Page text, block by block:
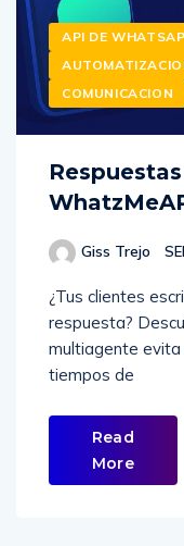
API DE
COMUNICACION
Giss Trejo
¿Tus clientes
respuesta?
multiagente evita
tiempos de
Read
More